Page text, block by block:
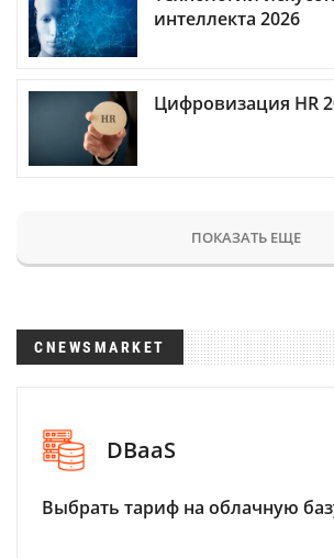
интеллекта 2026
Цифровизация HR
ПОКАЗАТЬ ЕЩЕ
CNEWSMARKET
DBaaS
Выбрать тариф на облачную